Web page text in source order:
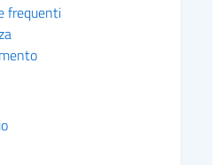
frequenti